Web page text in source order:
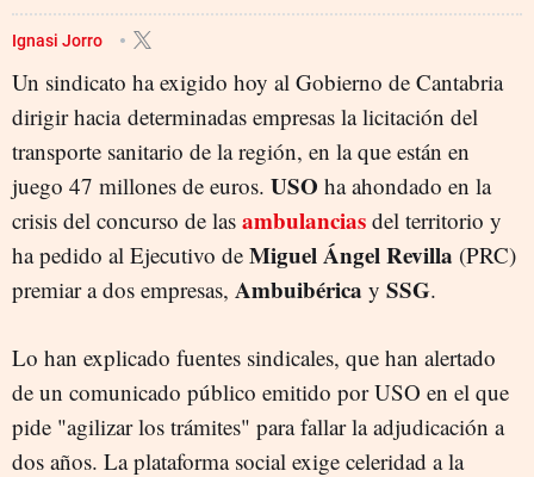
Ignasi Jorro
Un sindicato ha exigido hoy al Gobierno de Cantabria
dirigir hacia determinadas empresas la licitación del
transporte sanitario de la región, en la que están en
juego 47 millones de euros. USO ha ahondado en la
crisis del concurso de las ambulancias del territorio y
ha pedido al Ejecutivo de Miguel Ángel Revilla (PRC)
premiar a dos empresas, Ambuibérica y SSG.
Lo han explicado fuentes sindicales, que han alertado
de un comunicado público emitido por USO en el que
pide "agilizar los trámites" para fallar la adjudicación a
dos años. La plataforma social exige celeridad a la